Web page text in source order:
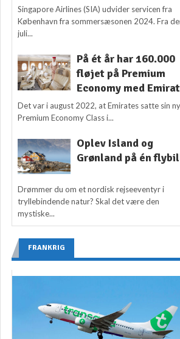
Singapore Airlines (SIA) udvider servicen fra
København fra sommersæsonen 2024. Fra
juli...
På ét år har 160.000
fløjet på Premium
Economy med
Det var i august 2022, at Emirates satte sin
Premium Economy Class i...
Oplev Island og
Grønland på én
Drømmer du om et nordisk rejseeventyr i
tryllebindende natur? Skal det være den
mystiske...
FRANKRIG